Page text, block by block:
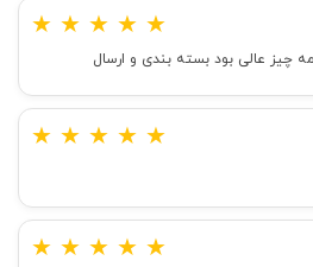
★ ★ ★ ★ ★
چیز عالی بود بسته بندی و ارسال
★ ★ ★ ★ ★
★ ★ ★ ★ ★